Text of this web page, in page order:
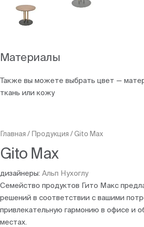
Материалы
Также вы можете выбрать цвет —
ткань или кожу
Главная / Продукция /Gito Max
Gito Max
дизайнеры: Альп Нухоглу
Семейство продуктов Гито Макс
решений в соответствии с вашими
привлекательную гармонию в офисе и
местах.